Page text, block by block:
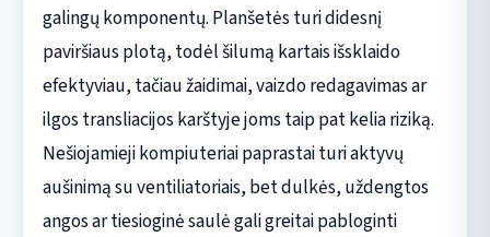
galingų komponentų. Planšetės turi didesnį
paviršiaus plotą, todėl šilumą kartais išsklaido
efektyviau, tačiau žaidimai, vaizdo redagavimas ar
ilgos transliacijos karštyje joms taip pat kelia riziką.
Nešiojamieji kompiuteriai paprastai turi aktyvų
aušinimą su ventiliatoriais, bet dulkės, uždengtos
angos ar tiesioginė saulė gali greitai pabloginti